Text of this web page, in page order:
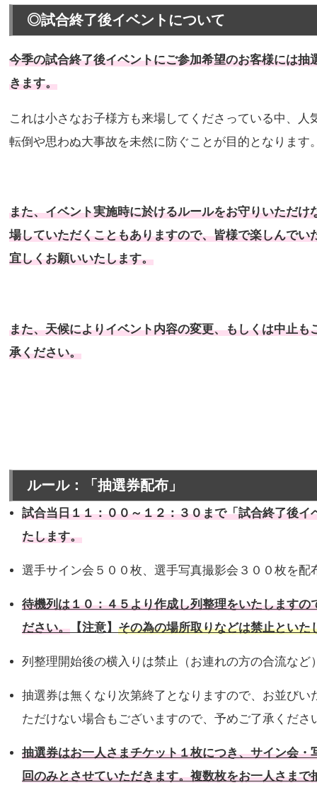
◎試合終了後イベントについて
今季の試合終了後イベントにご参加希望のお客様には抽
きます。
これは小さなお子様方も来場してくださっている中、人
転倒や思わぬ大事故を未然に防ぐことが目的となります
また、イベント実施時に於けるルールをお守りいただけ
場していただくこともありますので、皆様で楽しんでい
宜しくお願いいたします。
また、天候によりイベント内容の変更、もしくは中止も
承ください。
ルール：「抽選券配布」
試合当日１１：００～１２：３０まで「試合終了後イ
たします。
選手サイン会５００枚、選手写真撮影会３００枚を配
待機列は１０：４５より作成し列整理をいたしますの
ださい。【注意】 その為の場所取りなどは禁止といた
列整理開始後の横入りは禁止（お連れの方の合流など
抽選券は無くなり次第終了となりますので、お並びい
ただけない場合もございますので、予めご了承くださ
抽選券はお一人さまチケット１枚につき、サイン会・
回のみとさせていただきます。複数枚をお一人さまで